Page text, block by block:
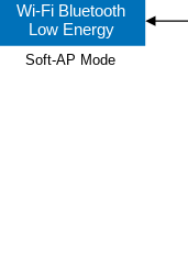
Wi-Fi Bluetooth
Low Energy
Soft-AP Mode